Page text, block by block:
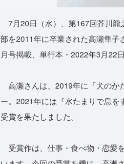
7月20日（水）、第167回芥川龍
部を2011年に卒業された高瀬隼
月号掲載、単行本・2022年3月22
高瀬さんは、2019年に『犬のか
ー。2021年には『水たまりで息
受賞を果たしました。
受賞作は、仕事・食べ物・恋愛